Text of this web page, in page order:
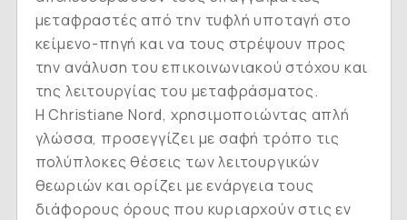
μεταφραστές από την τυφλή υποταγή στο
κείμενο-πηγή και να τους στρέψουν προς
την ανάλυση του επικοινωνιακού στόχου και
της λειτουργίας του μεταφράσματος.
ΗChristiane Nord, χρησιμοποιώντας απλή
γλώσσα, προσεγγίζει με σαφή τρόπο τις
πολύπλοκες θέσεις των λειτουργικών
θεωριών και ορίζει με ενάργεια τους
διάφορους όρους που κυριαρχούν στις εν